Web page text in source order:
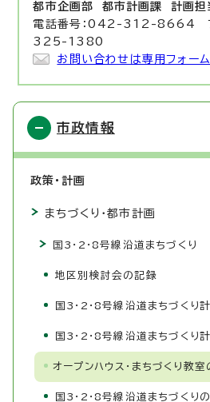
都市企画部 都市計画課
計画担
電話番号：042-312-8664 フ
325-1380
お問い合わせは専用フォー
市政情報
政策・計画
まちづくり・都市計画
国3・2・8号線沿道まちづくり
地区別検討会の記録
国3・2・8号線沿道まちづくり
国3・2・8号線沿道まちづくり計
オープンハウス・まちづくり教
国3・2・8号線沿道まちづくり